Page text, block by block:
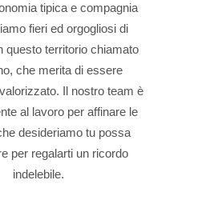
tipica e compagnia
fieri ed orgogliosi di
questo territorio chiamato
che merita di essere
Il nostro team è
al lavoro per affinare le
desideriamo tu possa
per regalarti un ricordo
indelebile.